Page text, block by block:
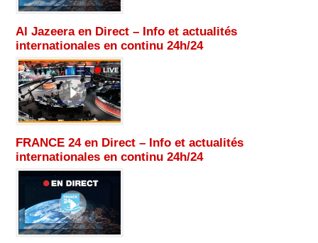
Al Jazeera en Direct – Info et actualités
internationales en continu 24h/24
FRANCE 24 en Direct – Info et actualités
internationales en continu 24h/24